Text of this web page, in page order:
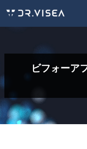
ビフォーア